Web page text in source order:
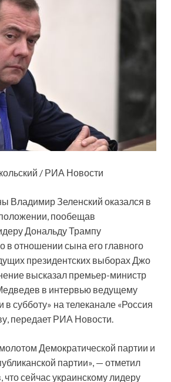
/ РИА Новости
Владимир Зеленский оказался в
пообещав
Дональду Трампу
в отношении сына его главного
президентских выборах Джо
высказал премьер-министр
в интервью ведущему
субботу» на телеканале «Россия
передает РИА Новости.
Демократической партии и
партии», — отметил
сейчас украинскому лидеру